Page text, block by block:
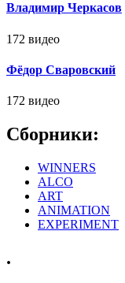
Владимир Черкасов
172 видео
Фёдор Сваровский
172 видео
Сборники:
WINNERS
ALCO
ART
ANIMATION
EXPERIMENT
.